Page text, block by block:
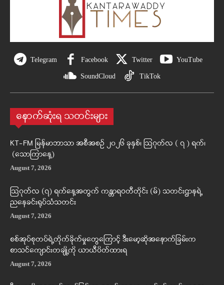
Telegram Facebook Twitter YouTube
SoundCloud TikTok
နောက်ဆုံးရ သတင်းများ
KT-FM မြန်မာဘာသာ အစီအစဉ် ၂၀၂၆ ခုနှစ်၊ ဩဂုတ်လ ( ၇ ) ရက်၊
(သောကြာနေ့)
August 7, 2026
ဩဂုတ်လ (၇) ရက်နေ့အတွက် ကန္တာရဝတီတိုင်း (မ်) သတင်းဌာနရဲ့
ညနေခင်းရုပ်သံသတင်း
August 7, 2026
စစ်အုပ်စုတပ်ရဲ့တိုက်ခိုက်မှုတွေကြောင့် ဒီးမော့ဆိုအနောက်ခြမ်းက
စာသင်ကျောင်းတချို့ကို ယာယီပိတ်ထားရ
August 7, 2026